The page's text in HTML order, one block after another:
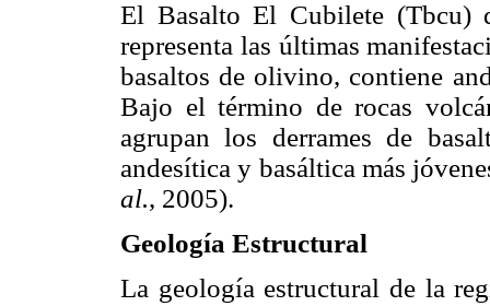
El Basalto El Cubilete
representa las últimas
basaltos de olivino, contiene
Bajo el término de rocas
agrupan los derrames de
andesítica y basáltica más
al., 2005).
Geología Estructural
La geología estructural de la